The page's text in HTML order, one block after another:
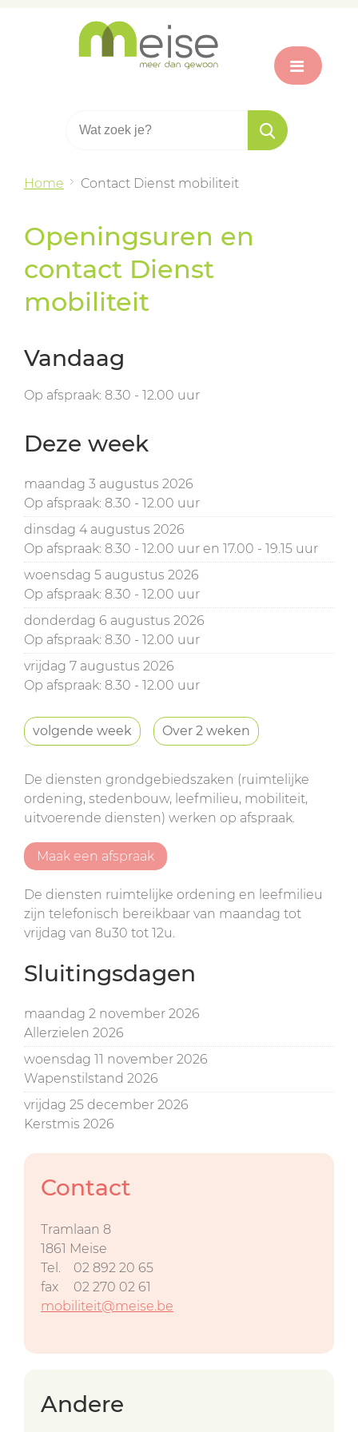
Home Contact Dienst mobiliteit
Openingsuren en
contact Dienst
mobiliteit
Vandaag
Op afspraak: 8.30 - 12.00 uur
Deze week
maandag 3 augustus 2026
Op afspraak: 8.30 - 12.00 uur
dinsdag 4 augustus 2026
Op afspraak: 8.30 - 12.00 uur en 17.00 - 19.15 uur
woensdag 5 augustus 2026
Op afspraak: 8.30 - 12.00 uur
donderdag 6 augustus 2026
Op afspraak: 8.30 - 12.00 uur
vrijdag 7 augustus 2026
Op afspraak: 8.30 - 12.00 uur
volgende week Over 2 weken
De diensten grondgebiedszaken (ruimtelijke
ordening, stedenbouw, leefmilieu, mobiliteit,
uitvoerende diensten) werken op afspraak.
Maak een afspraak
De diensten ruimtelijke ordening en leefmilieu
zijn telefonisch bereikbaar van maandag tot
vrijdag van 8u30 tot 12u.
Sluitingsdagen
maandag 2 november 2026
Allerzielen 2026
woensdag 11 november 2026
Wapenstilstand 2026
vrijdag 25 december 2026
Kerstmis 2026
Contact
Tramlaan 8
1861 Meise
Tel.
02 892 20 65
fax
02 270 02 61
mobiliteit@meise.be
Andere